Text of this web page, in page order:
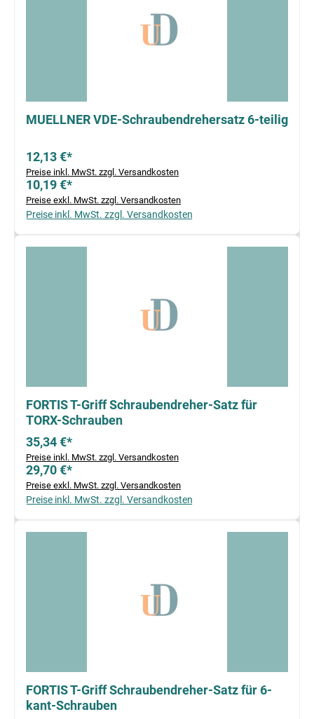
MUELLNER VDE-Schraubendrehersatz 6-teilig
12,13 €*
Preise inkl. MwSt. zzgl. Versandkosten
10,19 €*
Preise exkl. MwSt. zzgl. Versandkosten
Preise inkl. MwSt. zzgl. Versandkosten
FORTIS T-Griff Schraubendreher-Satz für
TORX-Schrauben
35,34 €*
Preise inkl. MwSt. zzgl. Versandkosten
29,70 €*
Preise exkl. MwSt. zzgl. Versandkosten
Preise inkl. MwSt. zzgl. Versandkosten
FORTIS T-Griff Schraubendreher-Satz für 6-
kant-Schrauben